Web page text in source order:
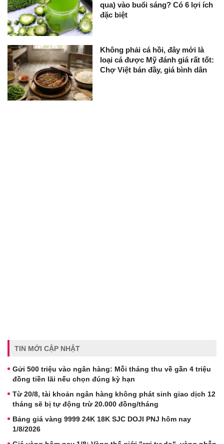
qua) vào buổi sáng? Có 6 lợi ích
đặc biệt
Không phải cá hồi, đây mới là
loại cá được Mỹ đánh giá rất tốt:
Chợ Việt bán đầy, giá bình dân
TIN MỚI CẬP NHẬT
Gửi 500 triệu vào ngân hàng: Mỗi tháng thu về gần 4 triệu
đồng tiền lãi nếu chọn đúng kỳ hạn
Từ 20/8, tài khoản ngân hàng không phát sinh giao dịch 12
tháng sẽ bị tự động trừ 20.000 đồng/tháng
Bảng giá vàng 9999 24K 18K SJC DOJI PNJ hôm nay
1/8/2026